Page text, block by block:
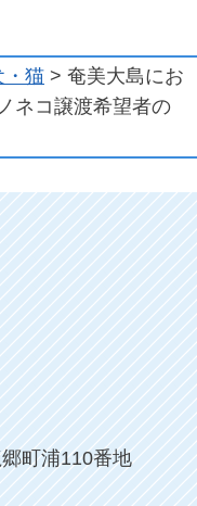
・猫 > 奄美大島にお
ネコ譲渡希望者の
町浦110番地